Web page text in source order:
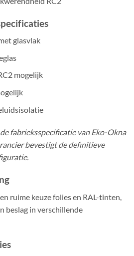
glasvlak
mogelijk
fabrieksspecificatie van Eko-Okna
bevestigt de definitieve
ruime keuze folies en RAL-tinten,
beslag in verschillende